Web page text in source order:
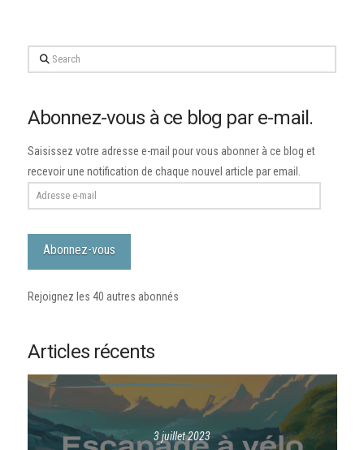
Search
Abonnez-vous à ce blog par e-mail.
Saisissez votre adresse e-mail pour vous abonner à ce blog et
recevoir une notification de chaque nouvel article par email.
Adresse
e-
mail
Abonnez-vous
Rejoignez les 40 autres abonnés
Articles récents
3 juillet 2023